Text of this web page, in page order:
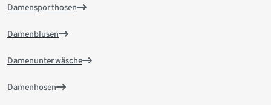
Damensporthosen
Damenblusen
Damenunterwäsche
Damenhosen